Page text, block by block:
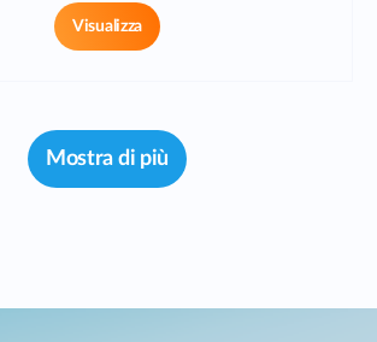
Visualizza
Mostra di più